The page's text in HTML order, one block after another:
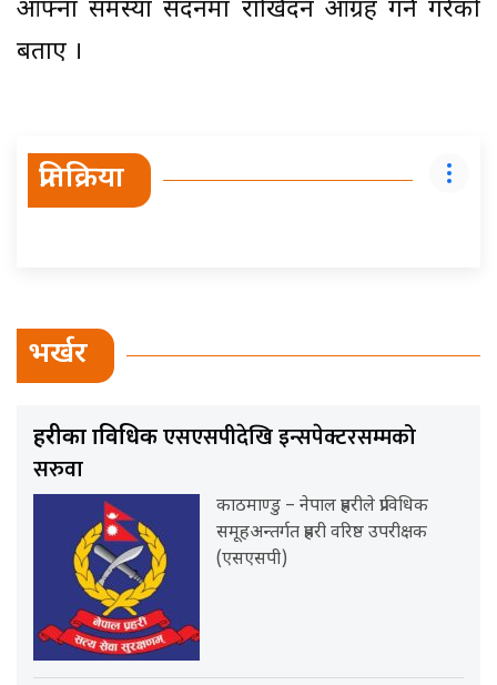
आफ्ना समस्या सदनमा राखिदन आग्रह गर्ने गरेको
बताए ।
प्रतिक्रिया
भर्खर
प्रहरीका प्राविधिकएसएसपीदेखि इन्सपेक्टरसम्मको
सरुवा
काठमाण्डु – नेपाल प्रहरीले प्राविधिक
समूहअन्तर्गत प्रहरी वरिष्ठ उपरीक्षक
(एसएसपी)